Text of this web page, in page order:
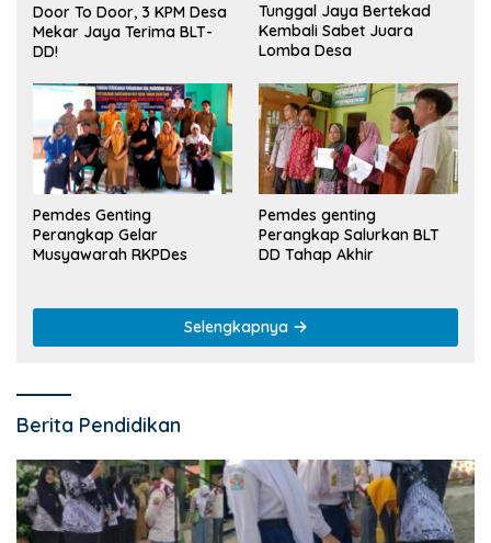
Door To Door, 3 KPM Desa
Mekar Jaya Terima BLT-
DD!
Tunggal Jaya Bertekad
Kembali Sabet Juara
Lomba Desa
Pemdes Genting
Perangkap Gelar
Musyawarah RKPDes
Pemdes genting
Perangkap Salurkan BLT
DD Tahap Akhir
Selengkapnya
Berita Pendidikan